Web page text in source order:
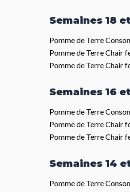
Semaines 18
Pomme de Terre
Pomme de Terre Chair
Pomme de Terre Chair
Semaines 16
Pomme de Terre
Pomme de Terre Chair
Pomme de Terre Chair
Semaines 14
Pomme de Terre